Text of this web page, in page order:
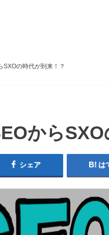
SXOの時代が到来！？
から
シェア は